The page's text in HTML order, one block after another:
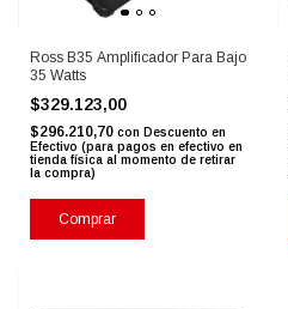
Ross B35 Amplificador Para Bajo
35 Watts
$329.123,00
$296.210,70 con Descuento en
Efectivo (para pagos en efectivo en
tienda física al momento de retirar
la compra)
Comprar